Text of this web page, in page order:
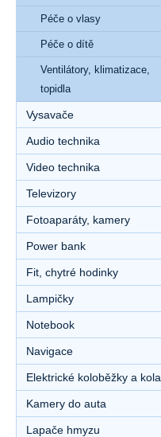
Péče o vlasy
Péče o dítě
Ventilátory, klimatizace,
topidla
Vysavače
Audio technika
Video technika
Televizory
Fotoaparáty, kamery
Power bank
Fit, chytré hodinky
Lampičky
Notebook
Navigace
Elektrické koloběžky a kola
Kamery do auta
Lapače hmyzu